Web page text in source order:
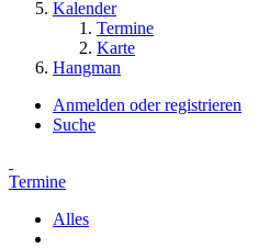
Kalender
Termine
Karte
Hangman
Anmelden oder registrieren
Suche
Termine
Alles